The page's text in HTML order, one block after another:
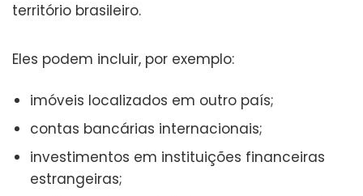
território brasileiro.
Eles podem incluir, por exemplo:
imóveis localizados em outro país;
contas bancárias internacionais;
investimentos em instituições financeiras
estrangeiras;